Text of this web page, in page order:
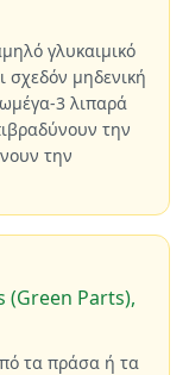
γλυκαιμικό
σχεδόν μηδενική
3 λιπαρά
την
την
(Green Parts),
τα πράσα ή τα